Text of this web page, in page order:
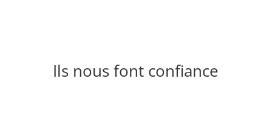
Ils nous font confiance